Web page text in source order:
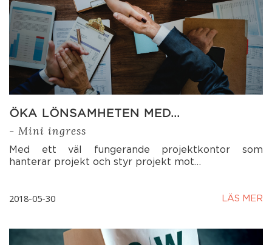
Kyrkogatan 1
– 10 80 00
ÖKA LÖNSAMHETEN MED…
- Mini ingress
Med ett väl fungerande projektkontor som
hanterar projekt och styr projekt mot…
2018-05-30 LÄS MER